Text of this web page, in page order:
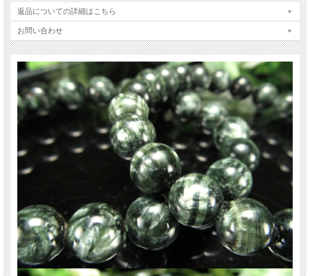
鉱物名はクリノクロアといいます。
この模様はとても繊細に伸びる結晶で、深い緑色と併せて癒しを象徴する石らし
い色味です
限定入荷ですのでお買い逃しなく！！
【意味合い・云われ・伝承等】
深い安心感。
人生に平穏を与える。
癒しの石、神経を緩める。
数に限りがございますので、お早めに！
ご注意事項
※天然石ですので細かなカケや凹み、歪な部分やクラックなどがある場合があり
※天然石商品には色みに個体差があります。 また出来る限り自然な色みになるよ
う撮影を心がけておりますが、お使いのディスプレイ環境によって表示される色
みに差が出る場合があります。 ご了承ください。
※ブレスレット、連商品は一連状態での仕入れとなっておりますので歪な珠が含
まれていることがあります。
※サイズは目安です。 細かな誤差が出る場合があります。
返品についての詳細はこちら
お問い合わせ